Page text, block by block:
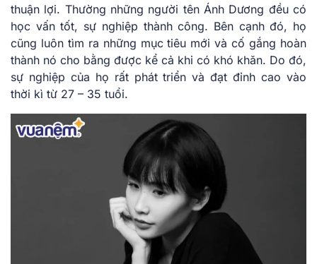
thuận lợi. Thường những người tên Ánh Dương đều có
học vấn tốt, sự nghiệp thành công. Bên cạnh đó, họ
cũng luôn tìm ra những mục tiêu mới và cố gắng hoàn
thành nó cho bằng được kể cả khi có khó khăn. Do đó,
sự nghiệp của họ rất phát triển và đạt đỉnh cao vào
thời kì từ 27 – 35 tuổi.